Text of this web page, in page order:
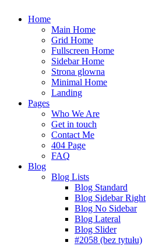
Home
Main Home
Grid Home
Fullscreen Home
Sidebar Home
Strona glowna
Minimal Home
Landing
Pages
Who We Are
Get in touch
Contact Me
404 Page
FAQ
Blog
Blog Lists
Blog Standard
Blog Sidebar Right
Blog No Sidebar
Blog Lateral
Blog Slider
#2058 (bez tytułu)